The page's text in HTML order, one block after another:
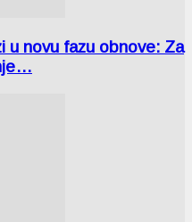
u novu fazu obnove: Za